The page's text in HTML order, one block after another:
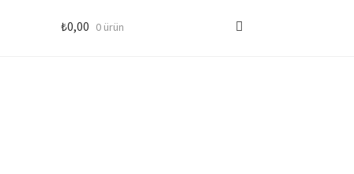
₺0,00 0 ürün